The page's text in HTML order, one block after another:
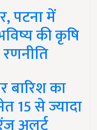
पटना में
की कृषि
बारिश का
15 से ज्यादा